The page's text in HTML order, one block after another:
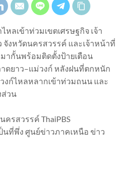
หลเข้าท่วมเขตเศรษฐกิจ เจ้า
งหวัดนครสวรรค์ และเจ้าหน้าที่
ากั้นพร้อมติดตั้งป้ายเตือน
ดยาว–แม่วงก์ หลังฝนที่ตกหนัก
งก์ไหลหลากเข้าท่วมถนน และ
ส่วน
ครสวรรค์ ThaiPBS
ป็นที่พึ่ง ศูนย์ข่าวภาคเหนือ ข่าว